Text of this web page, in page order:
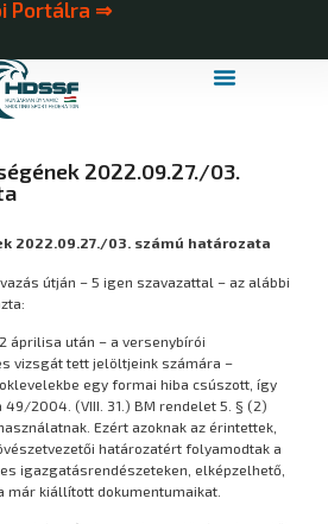
Portálra ⇒
2022.09.27./03.
2022.09.27./03. számú határozata
útján – 5 igen szavazattal – az alábbi
áprilisa után – a versenybírói
vizsgát tett jelöltjeink számára –
egy formai hiba csúszott, így
2004. (VIII. 31.) BM rendelet 5. § (2)
Ezért azoknak az érintettek,
határozatért folyamodtak a
igazgatásrendészeteken, elképzelhető,
már kiállított dokumentumaikat.